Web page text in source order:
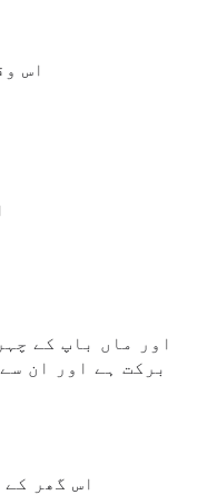
اس
برکت ہے اور ان
اس گھر